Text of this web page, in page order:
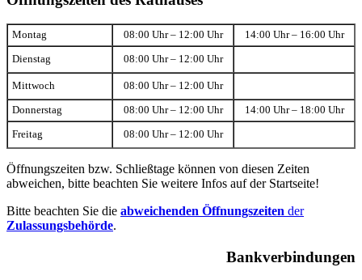
Montag 08:00 Uhr – 12:00 Uhr 14:00 Uhr – 16:00 Uhr
Dienstag 08:00 Uhr – 12:00 Uhr
Mittwoch 08:00 Uhr – 12:00 Uhr
Donnerstag 08:00 Uhr – 12:00 Uhr 14:00 Uhr – 18:00 Uhr
Freitag 08:00 Uhr – 12:00 Uhr
Öffnungszeiten bzw. Schließtage können von diesen Zeiten
abweichen, bitte beachten Sie weitere Infos auf der Startseite!
Bitte beachten Sie die abweichenden Öffnungszeiten der
Zulassungsbehörde.
Bankverbindungen